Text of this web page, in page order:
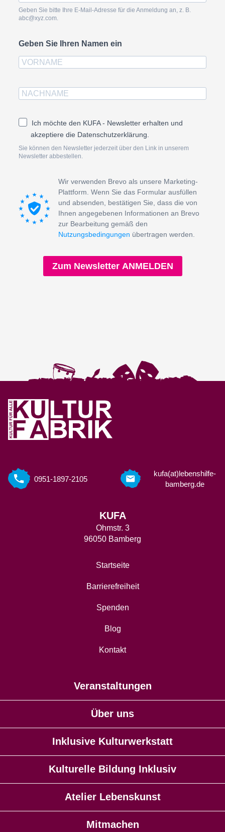
Geben Sie bitte Ihre E-Mail-Adresse für die Anmeldung an, z. B.
abc@xyz.com.
Geben Sie Ihren Namen ein
Ich möchte den KUFA - Newsletter erhalten und
akzeptiere die Datenschutzerklärung.
Sie können den Newsletter jederzeit über den Link in unserem
Newsletter abbestellen.
Wir verwenden Brevo als unsere Marketing-
Plattform. Wenn Sie das Formular ausfüllen
und absenden, bestätigen Sie, dass die von
Ihnen angegebenen Informationen an Brevo
zur Bearbeitung gemäß den
Nutzungsbedingungen übertragen werden.
Zum Newsletter ANMELDEN
0951-1897-2105
kufa(at)lebenshilfe-
bamberg.de
KUFA
Ohmstr. 3
96050 Bamberg
Startseite
Barrierefreiheit
Spenden
Blog
Kontakt
Veranstaltungen
Über uns
Inklusive Kulturwerkstatt
Kulturelle Bildung Inklusiv
Atelier Lebenskunst
Mitmachen